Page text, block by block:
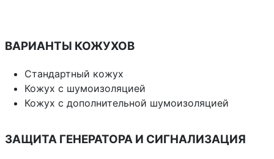
ВАРИАНТЫ КОЖУХОВ
Стандартный кожух
Кожух с шумоизоляцией
Кожух с дополнительной шумоизоляцией
ЗАЩИТА ГЕНЕРАТОРА И СИГНАЛИЗАЦИЯ